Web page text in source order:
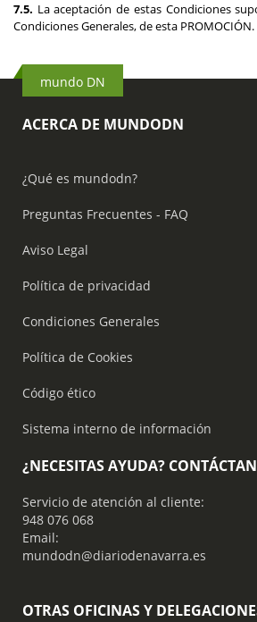
7.5. La aceptación de estas Condiciones
Condiciones Generales, de esta PROMOCIÓN.
mundo DN
ACERCA DE MUNDODN
¿Qué es mundodn?
Preguntas Frecuentes - FAQ
Aviso Legal
Política de privacidad
Condiciones Generales
Política de Cookies
Código ético
Sistema interno de información
¿NECESITAS AYUDA?
Servicio de atención al cliente:
948 076 068
Email:
mundodn@diariodenavarra.es
OTRAS OFICINAS Y